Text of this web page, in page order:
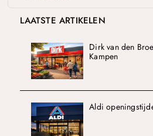
LAATSTE ARTIKELEN
Dirk van den
Kampen
Aldi